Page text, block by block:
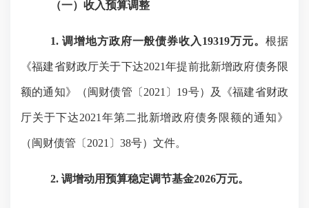
（一）收入预算调整
1. 调增地方政府一般债券收入 19319万元。根据
《福建省财政厅关于下达2021年提前批新增政府债务限
额的通知》（闽财债管〔2021〕19号）及《福建省财政
厅关于下达2021年第二批新增政府债务限额的通知》
（闽财债管〔2021〕38号）文件。
2. 调增动用预算稳定调节基金2026万元。